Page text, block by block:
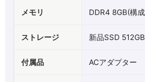
メモリ DDR4 8GB(構
ストレージ 新品SSD 512GB
付属品 ACアダプター